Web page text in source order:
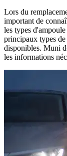
Lors du
important de
les types
principaux types de
disponibles. Muni
les informations